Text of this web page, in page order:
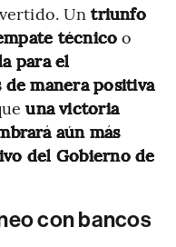
Untriunfo
técnico o
para el
de manera positiva
una victoria
aún más
del Gobierno de
con bancos